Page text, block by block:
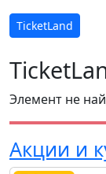
TicketLand
Элемент не
Акции и